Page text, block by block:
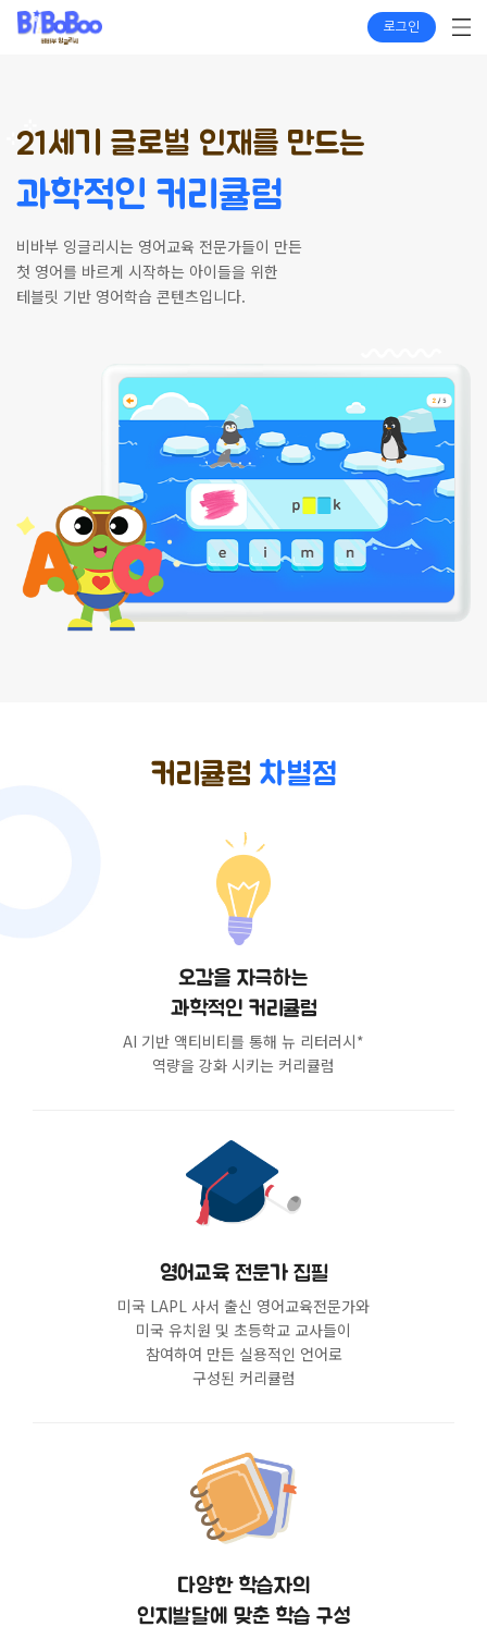
로그인
21세기 글로벌 인재를 만드는
과학적인 커리큘럼
비바부 잉글리시는 영어교육 전문가들이 만든
첫 영어를 바르게 시작하는 아이들을 위한
테블릿 기반 영어학습 콘텐츠입니다.
커리큘럼 차별점
오감을 자극하는
과학적인 커리큘럼
AI 기반 액티비티를 통해 뉴 리터러시*
역량을 강화 시키는 커리큘럼
영어교육 전문가 집필
미국 LAPL 사서 출신 영어교육전문가와
미국 유치원 및 초등학교 교사들이
참여하여 만든 실용적인 언어로
구성된 커리큘럼
다양한 학습자의
인지발달에 맞춘 학습 구성